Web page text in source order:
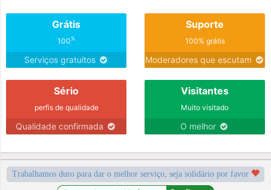
Grátis
100%
Serviços gratuitos
Suporte
100% grátis
Moderadores que escutam
Sério
perfis de qualidade
Qualidade confirmada
Visitantes
Muito visitado
O melhor
Trabalhamos duro para dar o melhor serviço, seja solidário por favor